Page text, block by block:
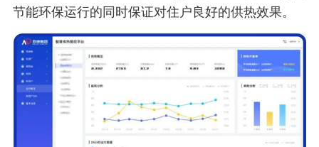
节能环保运行的同时保证对住户良好的供热效果。